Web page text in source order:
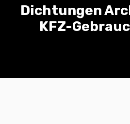
Dichtungen
KFZ-